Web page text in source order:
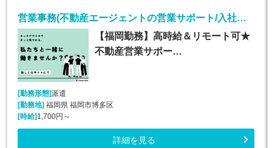
営業事務(不動産エージェントの営業サポート/入社日応相談)
【福岡勤務】高時給＆リモート可★
不動産営業サポー…
[勤務形態]派遣
[勤務地]福岡県 福岡市博多区
[時給]1,700円～
詳細を見る